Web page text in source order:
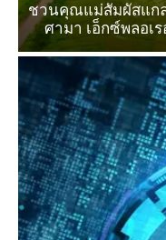
ชวนคุณแม่สัมผัสแก
ศามา เอ็กซ์พลอเ